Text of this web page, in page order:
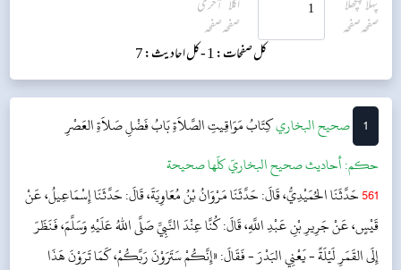
کل صفحات: 1 - کل احادیث: 7
1 ‌‌صحيح البخاريكِتَابُ مَوَاقِيتِ الصَّلاَةِبَابُ فَضْلِ صَلاَةِ العَصْرِ
حکم:أحاديث صحيح البخاريّ كلّها صحيحة
561حَدَّثَنَا الحُمَيْدِيُّ، قَالَ: حَدَّثَنَا مَرْوَانُ بْنُ مُعَاوِيَةَ، قَالَ: حَدَّثَنَا إِسْمَاعِيلُ، عَنْ
قَيْسٍ، عَنْ جَرِيرِ بْنِ عَبْدِ اللَّهِ، قَالَ: كُنَّا عِنْدَ النَّبِيِّ صَلَّى اللهُ عَلَيْهِ وَسَلَّمَ، فَنَظَرَ
إِلَى القَمَرِ لَيْلَةً - يَعْنِي البَدْرَ - فَقَالَ: «إِنَّكُمْ سَتَرَوْنَ رَبَّكُمْ، كَمَا تَرَوْنَ هَذَا